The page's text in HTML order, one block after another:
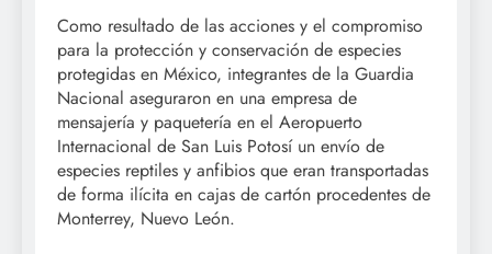
Como resultado de las acciones y el compromiso
para la protección y conservación de especies
protegidas en México, integrantes de la Guardia
Nacional aseguraron en una empresa de
mensajería y paquetería en el Aeropuerto
Internacional de San Luis Potosí un envío de
especies reptiles y anfibios que eran transportadas
de forma ilícita en cajas de cartón procedentes de
Monterrey, Nuevo León.